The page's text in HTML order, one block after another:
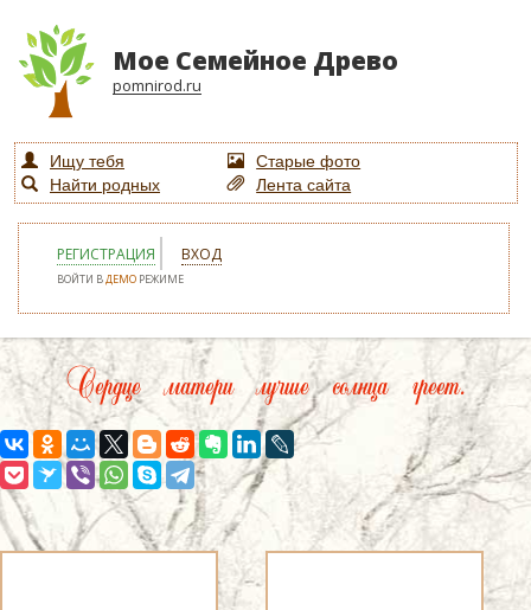
Мое Семейное Древо
pomnirod.ru
Ищу тебя
Старые фото
Найти родных
Лента сайта
РЕГИСТРАЦИЯ ВХОД
ВОЙТИ ВДЕМО РЕЖИМЕ
Сердце матери лучше солнца греет.